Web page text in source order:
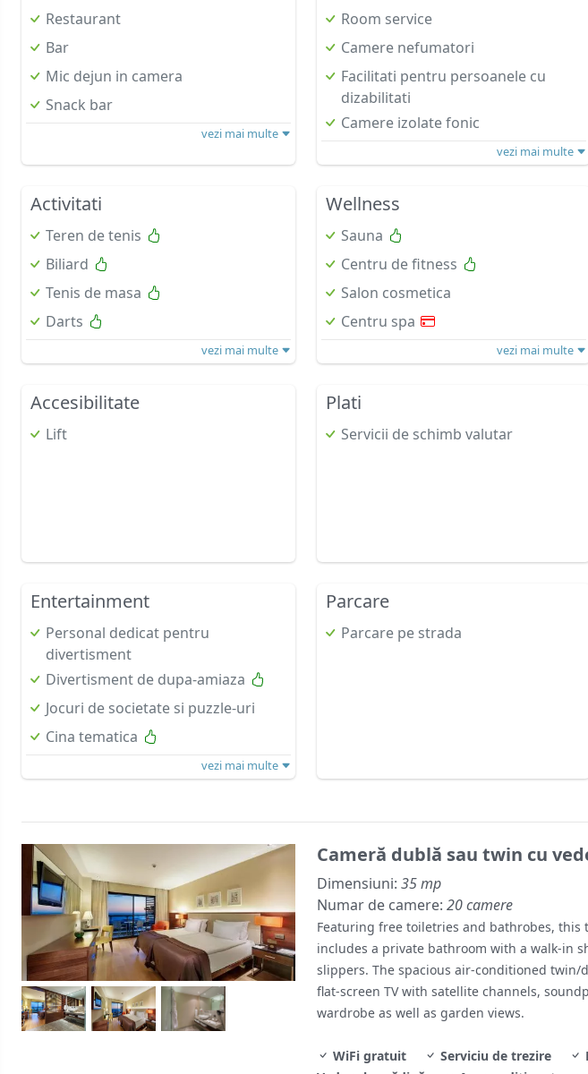
Restaurant
Bar
Mic dejun in camera
Snack bar
vezi mai multe
Room service
Camere nefumatori
Facilitati pentru persoanele cu
dizabilitati
Camere izolate fonic
vezi mai multe
Activitati
Teren de tenis
Biliard
Tenis de masa
Darts
vezi mai multe
Wellness
Sauna
Centru de fitness
Salon cosmetica
Centru spa
vezi mai multe
Accesibilitate
Lift
Plati
Servicii de schimb valutar
Entertainment
Personal dedicat pentru
divertisment
Divertisment de dupa-amiaza
Jocuri de societate si puzzle-uri
Cina tematica
vezi mai multe
Parcare
Parcare pe strada
Cameră dublă sau twin cu
Dimensiuni: 35 mp
Numar de camere: 20 camere
Featuring free toiletries and bathrobes, this
includes a private bathroom with a walk-in
slippers. The spacious air-conditioned twin/
flat-screen TV with satellite channels,
wardrobe as well as garden views.
WiFi gratuit Serviciu de trezire